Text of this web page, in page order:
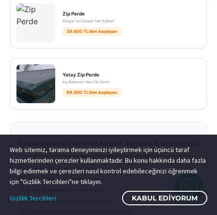
Zip Perde
Rüzgar ve Güneşe Tam Kalkan!
39.600 TL’den başlayan
Yatay Zip Perde
Kış Bahçeniz Yazın Da Serin!
99.000 TL’den başlayan
Zafer Mahallesi Cam Balkon Tamiri
Türkmen Mahallesi Cam Balkon Ustası
Cumhuriyet Mahallesi Cam Balkon Ustası
Web sitemiz, tarama deneyiminizi iyileştirmek için üçüncü taraf
hizmetlerinden çerezler kullanmaktadır. Bu konu hakkında daha fazla
bilgi edinmek ve çerezleri nasıl kontrol edebileceğinizi öğrenmek
için "Gizlilik Tercihleri"ne tıklayın.
Gizlilik Tercihleri
KABUL EDIYORUM